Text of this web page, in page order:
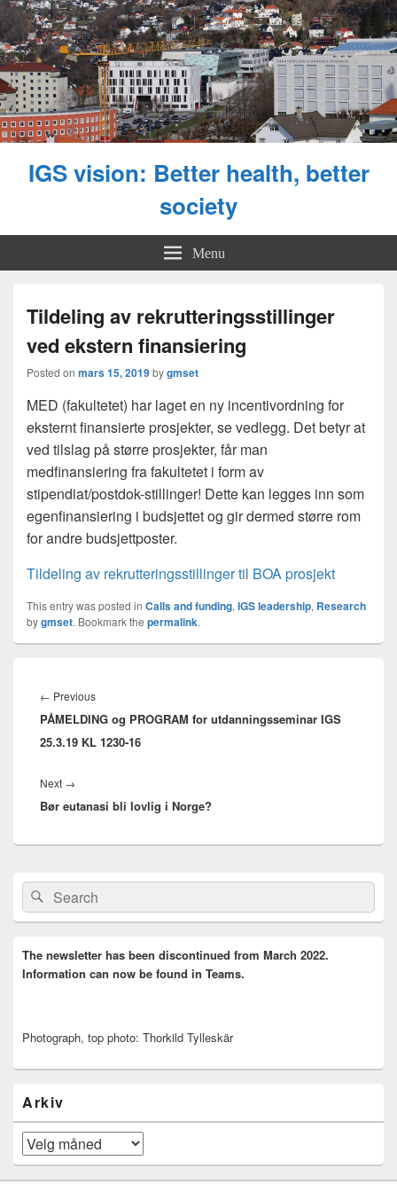
IGS vision: Better health, better
society
Menu
Tildeling av rekrutteringsstillinger
ved ekstern finansiering
Posted on mars 15, 2019bygmset
MED (fakultetet) har laget en ny incentivordning for
eksternt finansierte prosjekter, se vedlegg. Det betyr at
ved tilslag på større prosjekter, får man
medfinansiering fra fakultetet i form av
stipendiat/postdok-stillinger! Dette kan legges inn som
egenfinansiering i budsjettet og gir dermed større rom
for andre budsjettposter.
Tildeling av rekrutteringsstillinger til BOA prosjekt
This entry was posted in Calls and funding, IGS leadership, Research
bygmset. Bookmark the permalink.
← PreviousPrevious
post:
PÅMELDING og PROGRAM for utdanningsseminar IGS
25.3.19 KL 1230-16
Next →
post:
Bør eutanasi bli lovlig i Norge?
Primary
Sidebar
Widget
Area
Search
for:
Search
The newsletter has been discontinued from March 2022.
Information can now be found in Teams.
Photograph, top photo: Thorkild Tylleskär
Arkiv
Arkiv